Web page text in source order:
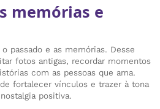
memórias e
passado e as memórias. Desse
fotos antigas, recordar momentos
com as pessoas que ama.
fortalecer vínculos e trazer à tona
positiva.